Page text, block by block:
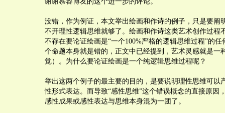
没错，作为例证，本文举出绘画和作诗的例子，只是要阐
不开理性逻辑思维就够了。绘画和作诗这类艺术创作过程
不存在要论证绘画是“一个100%严格的逻辑思维过程”的
个命题本身就是错的，正文中已经提到，艺术灵感就是一
觉）。为什么要论证绘画是一个纯逻辑思维过程呢？
举出这两个例子的最主要的目的，是要说明理性思维可以
性形式表达。而导致“感性思维”这个错误概念的直接原因
感性成果或感性表达与思维本身混为一团了。